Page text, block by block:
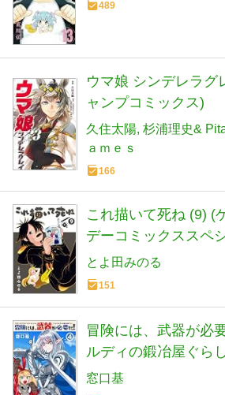
489
ウマ娘 シンデレラグ
ャンプコミックス)
久住太陽 杉浦理史&
ａｍｅｓ
166
これ描いて死ね (9) (
デーコミックススペ
とよ田みのる
151
冒険には、武器が必
ルディの鍛冶屋ぐら
コミックス アクショ
窓口基